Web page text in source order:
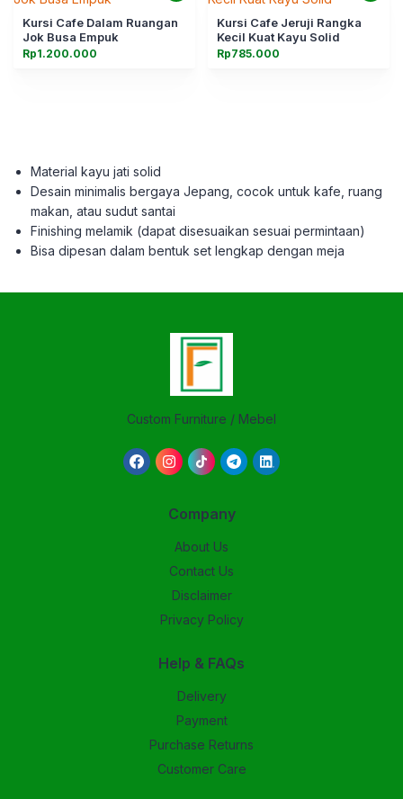
Kursi Cafe Dalam Ruangan
Jok Busa Empuk
Rp1.200.000
Kursi Cafe Jeruji Rangka
Kecil Kuat Kayu Solid
Rp785.000
Material kayu jati solid
Desain minimalis bergaya Jepang, cocok untuk kafe, ruang
makan, atau sudut santai
Finishing melamik (dapat disesuaikan sesuai permintaan)
Bisa dipesan dalam bentuk set lengkap dengan meja
Custom Furniture / Mebel
Company
About Us
Contact Us
Disclaimer
Privacy Policy
Help & FAQs
Delivery
Payment
Purchase Returns
Customer Care